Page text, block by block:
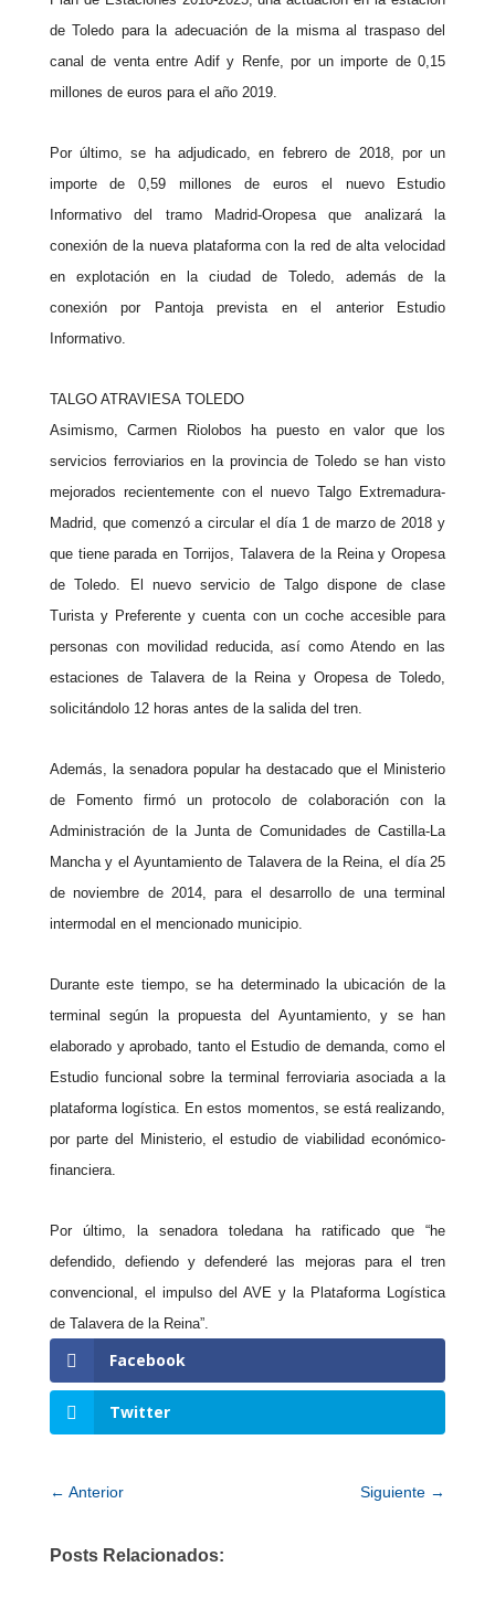
deToledo para la adecuación de la misma al traspaso del
canal de venta entre Adif y Renfe, por un importe de 0,15
millones de euros para el año 2019.
Por último, se ha adjudicado, en febrero de 2018, por un
importe de 0,59 millones de euros el nuevo Estudio
Informativo del tramo Madrid-Oropesa que analizará la
conexión de la nueva plataforma con la red de alta velocidad
en explotación en la ciudad deToledo, además de la
conexión por Pantoja prevista en el anterior Estudio
Informativo.
TALGO ATRAVIESA TOLEDO
Asimismo, Carmen Riolobos ha puesto en valor que los
servicios ferroviarios en la provincia deToledo se han visto
mejorados recientemente con el nuevo Talgo Extremadura-
Madrid, que comenzó a circular el día 1 de marzo de 2018 y
que tiene parada en Torrijos, Talavera de la Reina y Oropesa
deToledo. El nuevo servicio de Talgo dispone de clase
Turista y Preferente y cuenta con un coche accesible para
personas con movilidad reducida, así como Atendo en las
estaciones de Talavera de la Reina y Oropesa deToledo,
solicitándolo 12 horas antes de la salida del tren.
Además, la senadora popularha destacado que el Ministerio
de Fomento firmó un protocolo de colaboración con la
Administración de la Junta de Comunidades de Castilla-La
Mancha y el Ayuntamiento de Talavera de la Reina, el día 25
de noviembre de 2014, para el desarrollo de una terminal
intermodal en el mencionado municipio.
Durante este tiempo, se ha determinado la ubicación de la
terminal según la propuesta del Ayuntamiento, y se han
elaborado y aprobado, tanto el Estudio de demanda, como el
Estudio funcional sobre la terminal ferroviaria asociada a la
plataforma logística. En estos momentos, se está realizando,
por parte del Ministerio, el estudio de viabilidad económico-
financiera.
Por último, la senadora toledana ha ratificado que “he
defendido, defiendo y defenderé las mejoras para el tren
convencional, el impulso del AVE y la Plataforma Logística
de Talavera de la Reina”.
Facebook
Twitter
← Anterior Siguiente →
Posts Relacionados: